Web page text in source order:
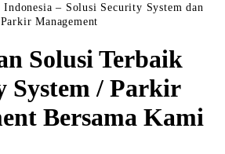
– Solusi Security System dan
Parkir Management
Solusi Terbaik
System / Parkir
Bersama Kami